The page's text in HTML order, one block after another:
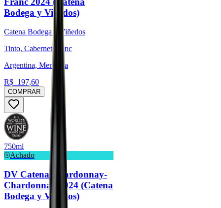
Bodega y Viñedos)
Catena Bodega y Viñedos
Tinto, Cabernet Franc
Argentina, Mendoza
R$ 197,60
COMPRAR
750ml
Achado
DV Catena Chardonnay-
Chardonnay 2024 (Catena
Bodega y Viñedos)